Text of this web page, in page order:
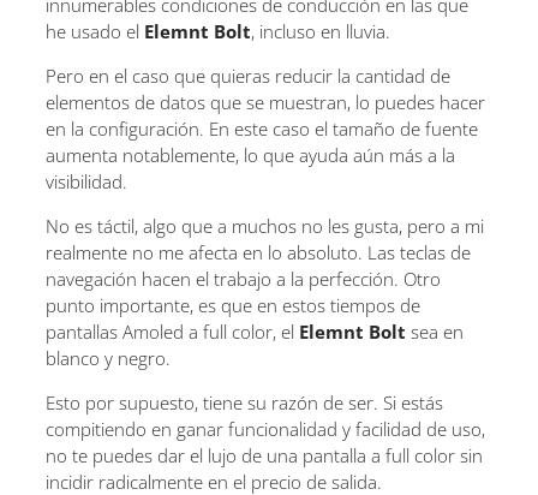
he usado el Elemnt Bolt, incluso en lluvia.
Pero en el caso que quieras reducir la cantidad de
elementos de datos que se muestran, lo puedes hacer
en la configuración. En este caso el tamaño de fuente
aumenta notablemente, lo que ayuda aún más a la
visibilidad.
No es táctil, algo que a muchos no les gusta, pero a mi
realmente no me afecta en lo absoluto. Las teclas de
navegación hacen el trabajo a la perfección. Otro
punto importante, es que en estos tiempos de
pantallas Amoled a full color, el Elemnt Bolt sea en
blanco y negro.
Esto por supuesto, tiene su razón de ser. Si estás
compitiendo en ganar funcionalidad y facilidad de uso,
no te puedes dar el lujo de una pantalla a full color sin
incidir radicalmente en el precio de salida.